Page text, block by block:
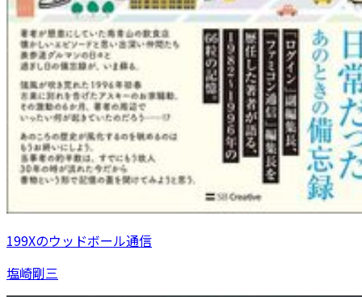
199Xのウッドボール通信
塩崎剛三